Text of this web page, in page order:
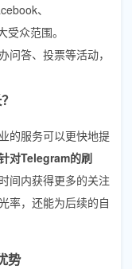
、
众范围。
问答、投票等活动，
的服务可以更快地提
对Telegram的刷
间内获得更多的关注
率，还能为后续的自
势